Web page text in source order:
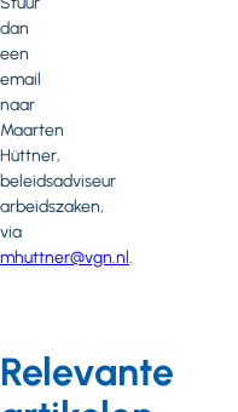
dan
een
email
naar
Maarten
Hüttner,
beleidsadviseur
arbeidszaken,
via
mhuttner@vgn.nl.
Relevante